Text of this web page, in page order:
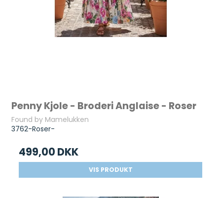
Penny Kjole - Broderi Anglaise - Roser
Found by Mamelukken
3762-Roser-
499,00 DKK
VIS PRODUKT